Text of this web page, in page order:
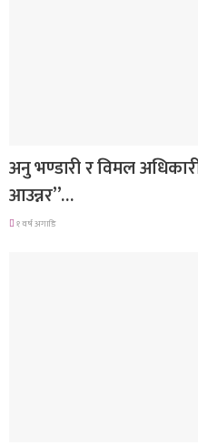
अनु भण्डारी र विमल
आउन्नर”…
१ वर्ष अगाडि